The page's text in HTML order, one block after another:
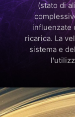
(stato di
influenzate
ricarica. La
sistema e